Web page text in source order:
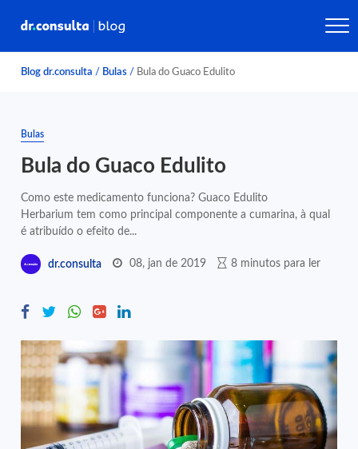
Blog dr.consulta / Bulas / Bula do Guaco Edulito
Bulas
Bula do Guaco Edulito
Como este medicamento funciona? Guaco Edulito
Herbarium tem como principal componente a cumarina, à qual
é atribuído o efeito de...
dr.consulta 08, jan de 2019 8 minutos para ler